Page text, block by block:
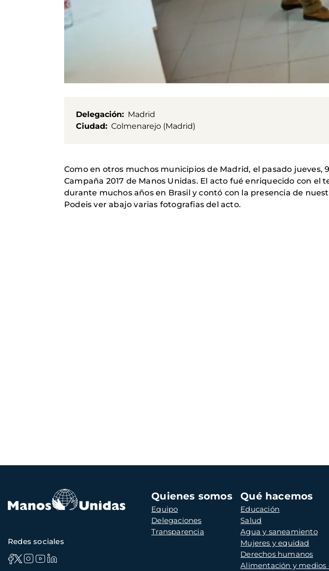
Delegación
Madrid
Ciudad
Colmenarejo (Madrid)
Como en otros muchos municipios de Madrid, el pasado
Campaña 2017 de Manos Unidas. El acto fué enriquecido con
durante muchos años en Brasil y contó con la presencia de
Podeis ver abajo varias fotografias del acto.
Navegación
principal
Quienes somos
Equipo
Delegaciones
Transparencia
Qué hacemos
Educación
Salud
Agua y saneamiento
Mujeres y equidad
Derechos humanos
Alimentación y medios
Redes sociales